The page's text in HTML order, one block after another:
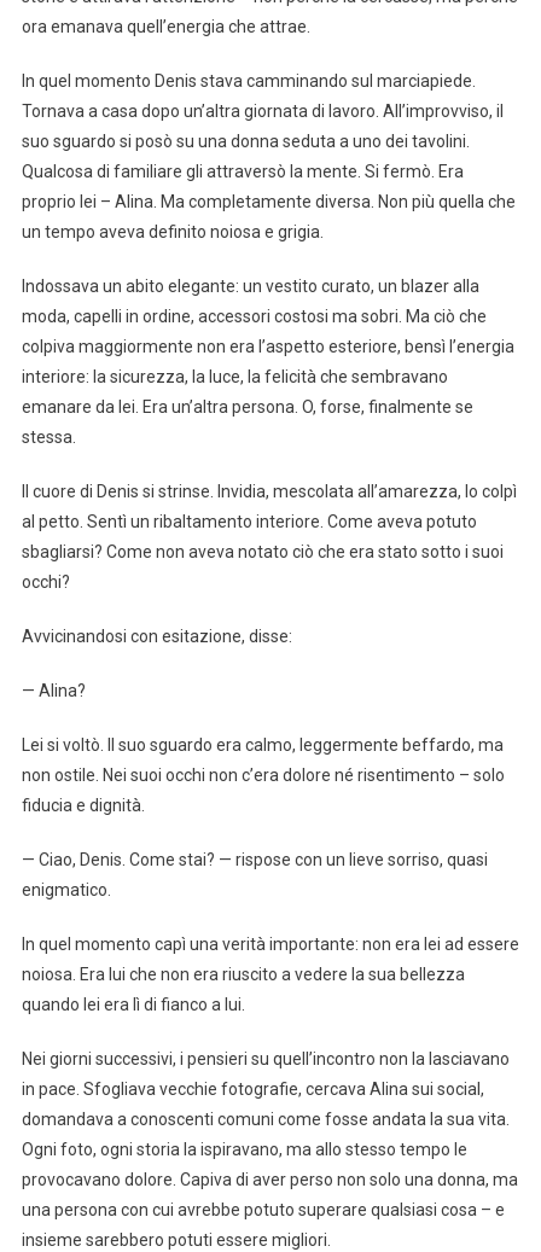
ora emanava quell’energia che attrae.
In quel momento Denis stava camminando sul marciapiede.
Tornava a casa dopo un’altra giornata di lavoro. All’improvviso, il
suo sguardo si posò su una donna seduta a uno dei tavolini.
Qualcosa di familiare gli attraversò la mente. Si fermò. Era
proprio lei – Alina. Ma completamente diversa. Non più quella che
un tempo aveva definito noiosa e grigia.
Indossava un abito elegante: un vestito curato, un blazer alla
moda, capelli in ordine, accessori costosi ma sobri. Ma ciò che
colpiva maggiormente non era l’aspetto esteriore, bensì l’energia
interiore: la sicurezza, la luce, la felicità che sembravano
emanare da lei. Era un’altra persona. O, forse, finalmente se
stessa.
Il cuore di Denis si strinse. Invidia, mescolata all’amarezza, lo colpì
al petto. Sentì un ribaltamento interiore. Come aveva potuto
sbagliarsi? Come non aveva notato ciò che era stato sotto i suoi
occhi?
Avvicinandosi con esitazione, disse:
— Alina?
Lei si voltò. Il suo sguardo era calmo, leggermente beffardo, ma
non ostile. Nei suoi occhi non c’era dolore né risentimento – solo
fiducia e dignità.
— Ciao, Denis. Come stai? — rispose con un lieve sorriso, quasi
enigmatico.
In quel momento capì una verità importante: non era lei ad essere
noiosa. Era lui che non era riuscito a vedere la sua bellezza
quando lei era lì di fianco a lui.
Nei giorni successivi, i pensieri su quell’incontro non la lasciavano
in pace. Sfogliava vecchie fotografie, cercava Alina sui social,
domandava a conoscenti comuni come fosse andata la sua vita.
Ogni foto, ogni storia la ispiravano, ma allo stesso tempo le
provocavano dolore. Capiva di aver perso non solo una donna, ma
una persona con cui avrebbe potuto superare qualsiasi cosa – e
insieme sarebbero potuti essere migliori.